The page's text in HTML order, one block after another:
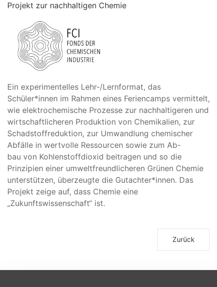
Projekt zur nachhaltigen Chemie
Ein experimentelles Lehr-/Lernformat, das
Schüler*innen im Rahmen eines Feriencamps vermittelt,
wie elektrochemische Prozesse zur nachhaltigeren und
wirtschaftlicheren Produktion von Chemikalien, zur
Schadstoffreduktion, zur Umwandlung chemischer
Abfälle in wertvolle Ressourcen sowie zum Ab-
bau von Kohlenstoffdioxid beitragen und so die
Prinzipien einer umweltfreundlicheren Grünen Chemie
unterstützen, überzeugte die Gutachter*innen. Das
Projekt zeige auf, dass Chemie eine
„Zukunftswissenschaft“ ist.
Zurück